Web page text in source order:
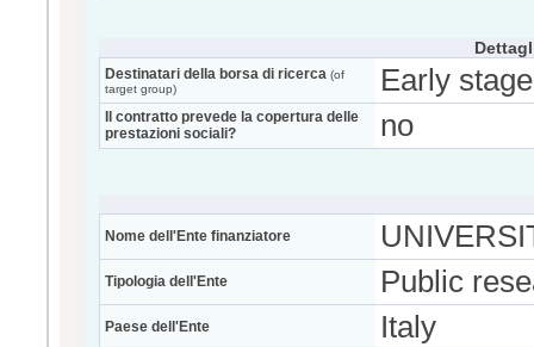
Destinatari della borsa di ricerca (of
target group)
Early
Il contratto prevede la copertura delle
prestazioni sociali?
no
Nome dell'Ente finanziatore
Tipologia dell'Ente Public
Paese dell'Ente Italy